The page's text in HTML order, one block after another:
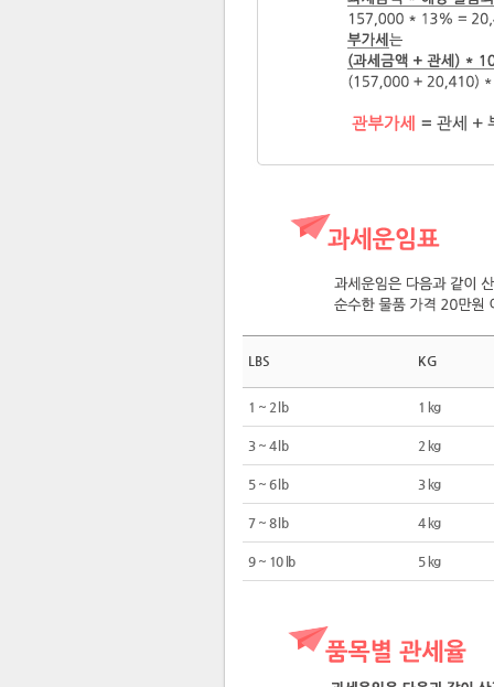
LBS KG
1 ~ 2 lb 1 kg
3 ~ 4 lb 2 kg
5 ~ 6 lb 3 kg
7 ~ 8 lb 4 kg
9 ~ 10 lb 5 kg